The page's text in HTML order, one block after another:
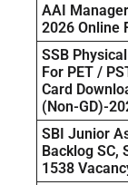
AAI
2026 Online
SSB
For PET /
Card
(Non-GD)-
SBI Junior
Backlog SC,
1538